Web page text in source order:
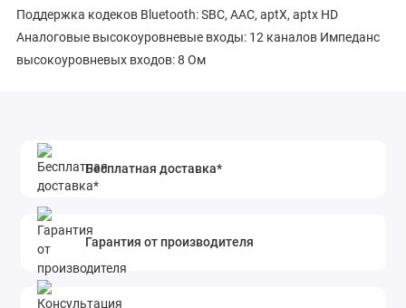
Поддержка кодеков Bluetooth: SBC, AAC, aptX, aptx HD
Аналоговые высокоуровневые входы: 12 каналов Импеданс
высокоуровневых входов: 8 Ом
Цифровые входы: оптический SPDIF/Toslink, USB Audio
Общие характеристики:
Размер: 279 x 212 x 45 мм
Напряжение питания: 9-16 В
Бесплатная доставка*
Гарантия от производителя